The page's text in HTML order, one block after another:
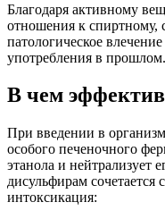
Благодаря активному
отношения к спиртному,
патологическое
употребления в прошлом.
В чем
При введении в
особого печеночного
этанола и нейтрализует
дисульфирам сочетается
интоксикация: